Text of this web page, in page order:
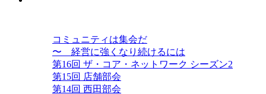
コミュニティは集会だ
〜 経営に強くなり続けるには
第16回 ザ・コア・ネットワーク シーズン2
第15回 店舗部会
第14回 西田部会